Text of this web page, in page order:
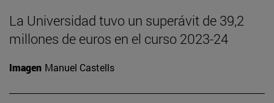
La Universidad tuvo un superávit de 39,2
millones de euros en el curso 2023-24
Imagen Manuel Castells